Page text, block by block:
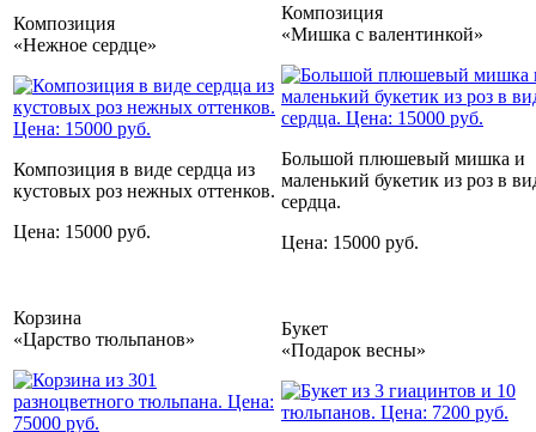
Композиция
«Нежное сердце»
Композиция в виде сердца из
кустовых роз нежных оттенков.
Цена: 15000 руб.
Композиция
«Мишка с валентинкой»
Большой плюшевый мишка и
маленький букетик из роз в
сердца.
Цена: 15000 руб.
Корзина
«Царство тюльпанов»
Букет
«Подарок весны»